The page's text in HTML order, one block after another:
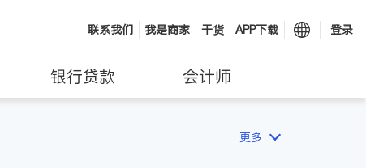
联系我们 我是商家 干货 APP下载 登录
银行贷款 会计师
更多